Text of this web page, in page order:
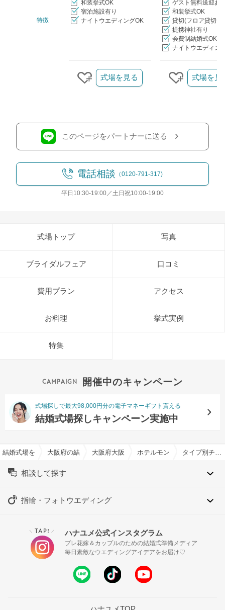
特徴
和装挙式OK
宿泊施設有り
ナイトウエディングOK
ゲスト無料送迎あ
和装挙式OK
貸切(フロア貸切含
提携神社有り
会費制結婚式OK
ナイトウエディン
クリップする
式場を見る
クリップす
式場を見
このページをパートナーに送る
電話相談 （0120-791-317)
平日10:30-19:00／土日祝10:00-19:00
式場トップ 写真
ブライダルフェア 口コミ
費用プラン アクセス
お料理 挙式実例
特集
開催中のキャンペーン
式場探しで最大98,000円分の電子マネーギフト貰える
結婚式場探しキャンペーン実施中
結婚式場を探すならハナユメ
大阪府の結婚式場一覧大阪府大阪市の結婚式場一覧ホテルモントレ グラスミア
相談して探す
指輪・フォトウエディング
＼ TAP! ／ ハナユメ公式インスタグラム
プレ花嫁＆カップルのための結婚式準備メディア
毎日素敵なウエディングアイデアをお届け♡